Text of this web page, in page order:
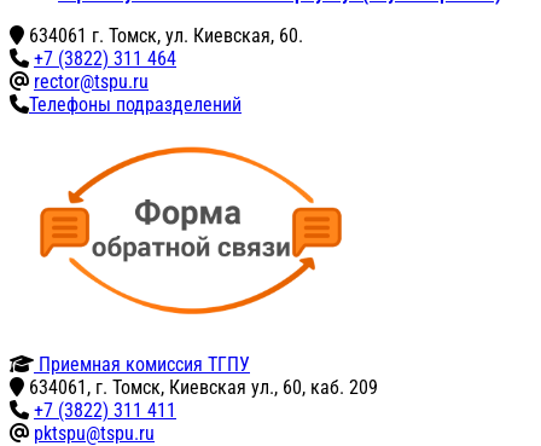
634061 г. Томск, ул. Киевская, 60.
+7 (3822) 311 464
rector@tspu.ru
Телефоны подразделений
Приемная комиссия ТГПУ
634061, г. Томск, Киевская ул., 60, каб. 209
+7 (3822) 311 411
pktspu@tspu.ru